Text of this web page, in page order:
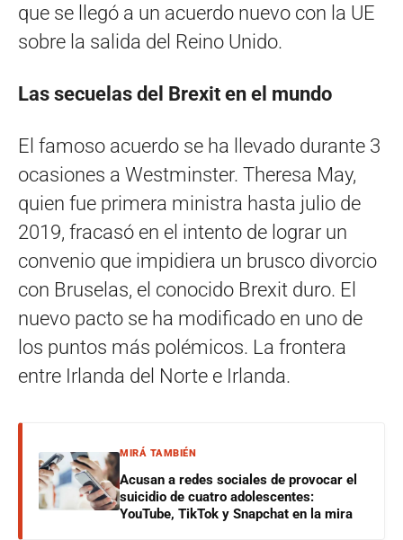
que se llegó a un acuerdo nuevo con la UE
sobre la salida del Reino Unido.
Las secuelas del Brexit en el mundo
El famoso acuerdo se ha llevado durante 3
ocasiones a Westminster. Theresa May,
quien fue primera ministra hasta julio de
2019, fracasó en el intento de lograr un
convenio que impidiera un brusco divorcio
con Bruselas, el conocido Brexit duro. El
nuevo pacto se ha modificado en uno de
los puntos más polémicos. La frontera
entre Irlanda del Norte e Irlanda.
MIRÁ TAMBIÉN
Acusan a redes sociales de provocar el
suicidio de cuatro adolescentes:
YouTube, TikTok y Snapchat en la mira